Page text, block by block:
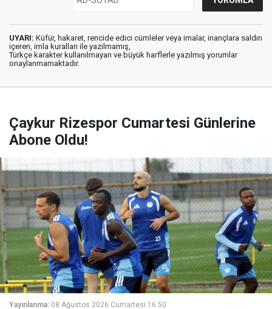
UYARI: Küfür, hakaret, rencide edici cümleler veya imalar, inançlara saldırı
içeren, imla kuralları ile yazılmamış,
Türkçe karakter kullanılmayan ve büyük harflerle yazılmış yorumlar
onaylanmamaktadır.
Çaykur Rizespor Cumartesi Günlerine
Abone Oldu!
Yayınlanma: 08 Ağustos 2026 Cumartesi 16:50